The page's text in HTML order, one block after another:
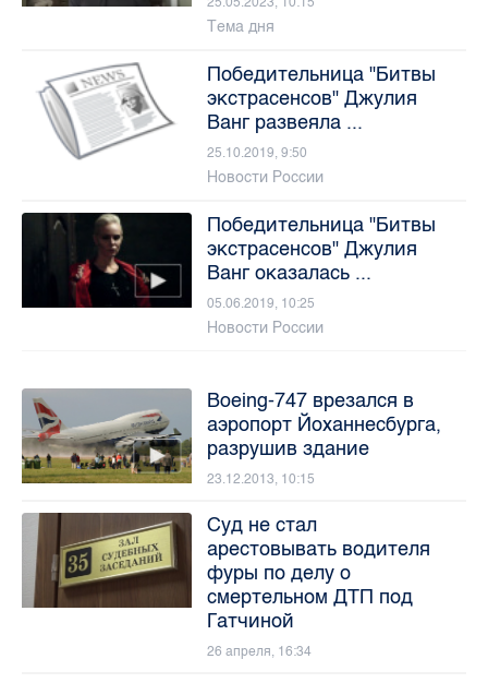
Тема дня
Победительница "Битвы
экстрасенсов" Джулия
Ванг развеяла ...
25.10.2019, 9:50
Новости России
Победительница "Битвы
экстрасенсов" Джулия
Ванг оказалась ...
05.06.2019, 10:25
Новости России
Boeing-747 врезался в
аэропорт Йоханнесбурга,
разрушив здание
23.12.2013, 10:15
Суд не стал
арестовывать водителя
фуры по делу о
смертельном ДТП под
Гатчиной
26 апреля, 16:34